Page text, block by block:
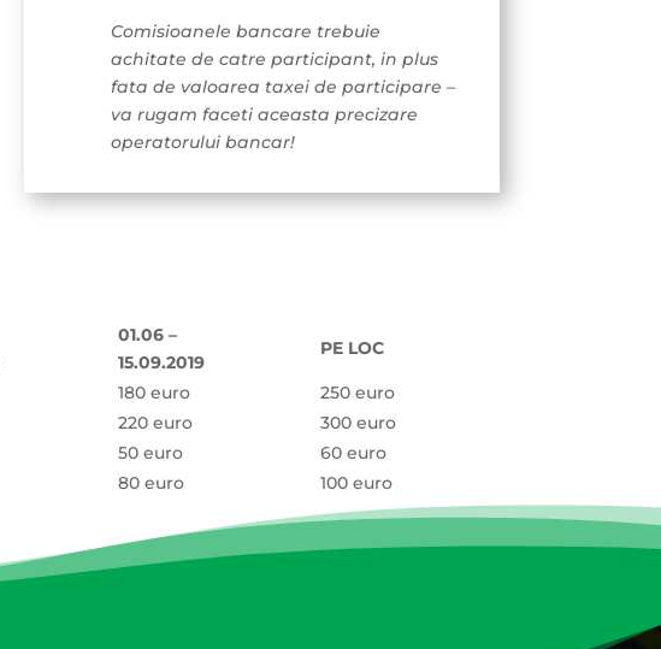
Comisioanele bancare trebuie
achitate de catre participant, in plus
fata de valoarea taxei de participare –
va rugam faceti aceasta precizare
operatorului bancar!
01.06 –
15.09.2019
PE LOC
180 euro
250 euro
220 euro
300 euro
50 euro
60 euro
80 euro 100 euro